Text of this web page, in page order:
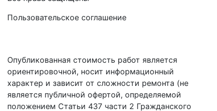
Пользовательское соглашение
Опубликованная стоимость работ является
ориентировочной, носит информационный
характер и зависит от сложности ремонта (не
является публичной офертой, определяемой
положением Статьи 437 части 2 Гражданского